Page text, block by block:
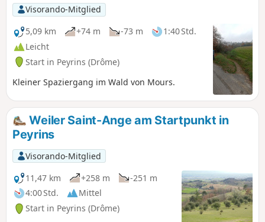
Visorando-Mitglied
5,09 km
+74 m -73 m
1:40 Std.
Leicht
Start in Peyrins (Drôme)
Kleiner Spaziergang im Wald von Mours.
Weiler Saint-Ange am Startpunkt in
Peyrins
Visorando-Mitglied
11,47 km
+258 m
-251 m
4:00 Std.
Mittel
Start in Peyrins (Drôme)